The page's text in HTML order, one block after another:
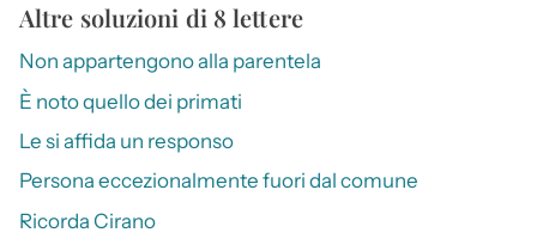
Altre soluzioni di 8 lettere
Non appartengono alla parentela
È noto quello dei primati
Le si affida un responso
Persona eccezionalmente fuori dal comune
Ricorda Cirano